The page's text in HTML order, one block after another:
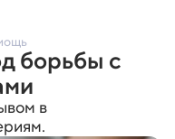
борьбы с
в